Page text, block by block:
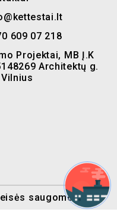
609 07 218
Projektai, MB Į.K
Architektų g.
saugomos.